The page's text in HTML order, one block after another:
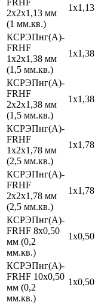
2х2х1,13 мм
(1 мм.кв.)
1х1,13
КСРЭПнг(А)-
FRHF
1х2х1,38 мм
(1,5 мм.кв.)
1х1,38
КСРЭПнг(А)-
FRHF
2х2х1,38 мм
(1,5 мм.кв.)
1х1,38
КСРЭПнг(А)-
FRHF
1х2х1,78 мм
(2,5 мм.кв.)
1х1,78
КСРЭПнг(А)-
FRHF
2х2х1,78 мм
(2,5 мм.кв.)
1х1,78
КСРЭПнг(А)-
FRHF 8х0,50
мм (0,2
мм.кв.)
1х0,50
КСРЭПнг(А)-
FRHF 10х0,50
мм (0,2
мм.кв.)
1х0,50